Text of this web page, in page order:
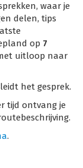
waar je
delen, tips
op 7
uitloop naar
het gesprek.
tijd ontvang je
.